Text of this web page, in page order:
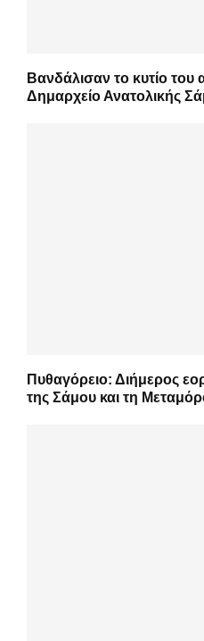
Βανδάλισαν το κυτίο του
Δημαρχείο Ανατολικής
Πυθαγόρειο: Διήμερος
της Σάμου και τη